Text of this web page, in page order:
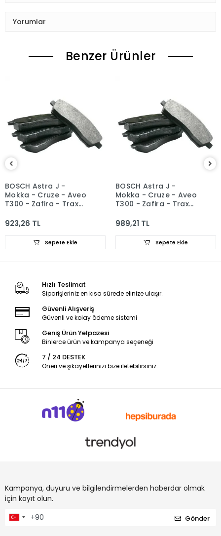
Yorumlar
Benzer Ürünler
BOSCH Astra J -
Mokka - Cruze - Aveo
T300 - Zafira - Trax
542040 - 1605296
923,26 TL
Sepete Ekle
BOSCH Astra J -
Mokka - Cruze - Aveo
T300 - Zafira - Trax
542040 - 1605296
989,21 TL
Sepete Ekle
Hızlı Teslimat
Siparişleriniz en kısa sürede elinize ulaşır.
Güvenli Alışveriş
Güvenli ve kolay ödeme sistemi
Geniş Ürün Yelpazesi
Binlerce ürün ve kampanya seçeneği
7 / 24 DESTEK
Öneri ve şikayetlerinizi bize iletebilirsiniz.
Kampanya, duyuru ve bilgilendirmelerden haberdar olmak
için kayıt olun.
Gönder